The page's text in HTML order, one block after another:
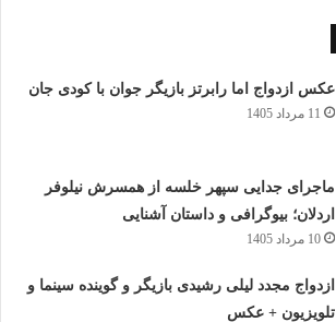
عکس ازدواج اما رابرتز بازیگر جوان با کودی جان
11 مرداد 1405
ماجرای جدایی سپهر خلسه از همسرش نیلوفر
اردلان؛ بیوگرافی و داستان آشنایی
10 مرداد 1405
ازدواج مجدد لیلی رشیدی بازیگر و گوینده سینما و
تلویزیون + عکس